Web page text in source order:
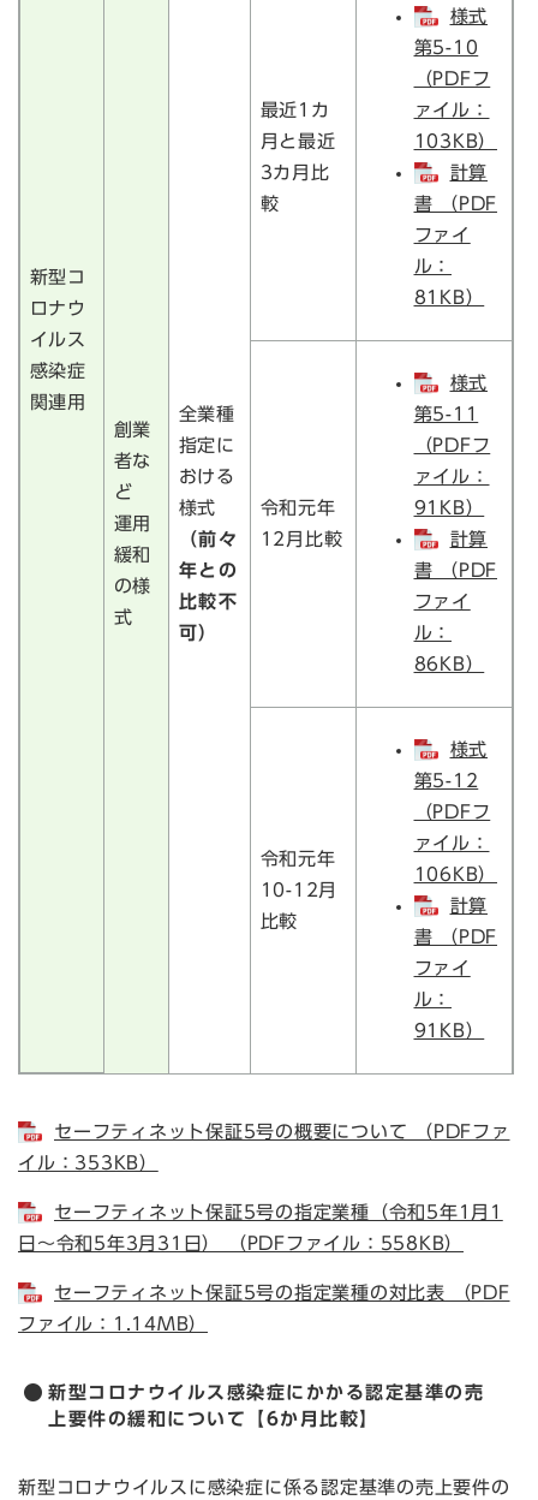
新型コ
ロナウ
イルス
感染症
関連用
創業
者な
ど
運用
緩和
の様
式
全業種
指定に
おける
様式
（前々
年との
比較不
可）
最近1カ
月と最近
3カ月比
較
様式
第5-10
（PDFフ
ァイル：
103KB）
計算
書 （PDF
ファイ
ル：
81KB）
令和元年
12月比較
様式
第5-11
（PDFフ
ァイル：
91KB）
計算
書 （PDF
ファイ
ル：
86KB）
令和元年
10-12月
比較
様式
第5-12
（PDFフ
ァイル：
106KB）
計算
書 （PDF
ファイ
ル：
91KB）
セーフティネット保証5号の概要について （PDFファ
イル：353KB）
セーフティネット保証5号の指定業種（令和5年1月1
日～令和5年3月31日） （PDFファイル：558KB）
セーフティネット保証5号の指定業種の対比表 （PDF
ファイル：1.14MB）
新型コロナウイルス感染症にかかる認定基準の売
上要件の緩和について【6か月比較】
新型コロナウイルスに感染症に係る認定基準の売上要件の